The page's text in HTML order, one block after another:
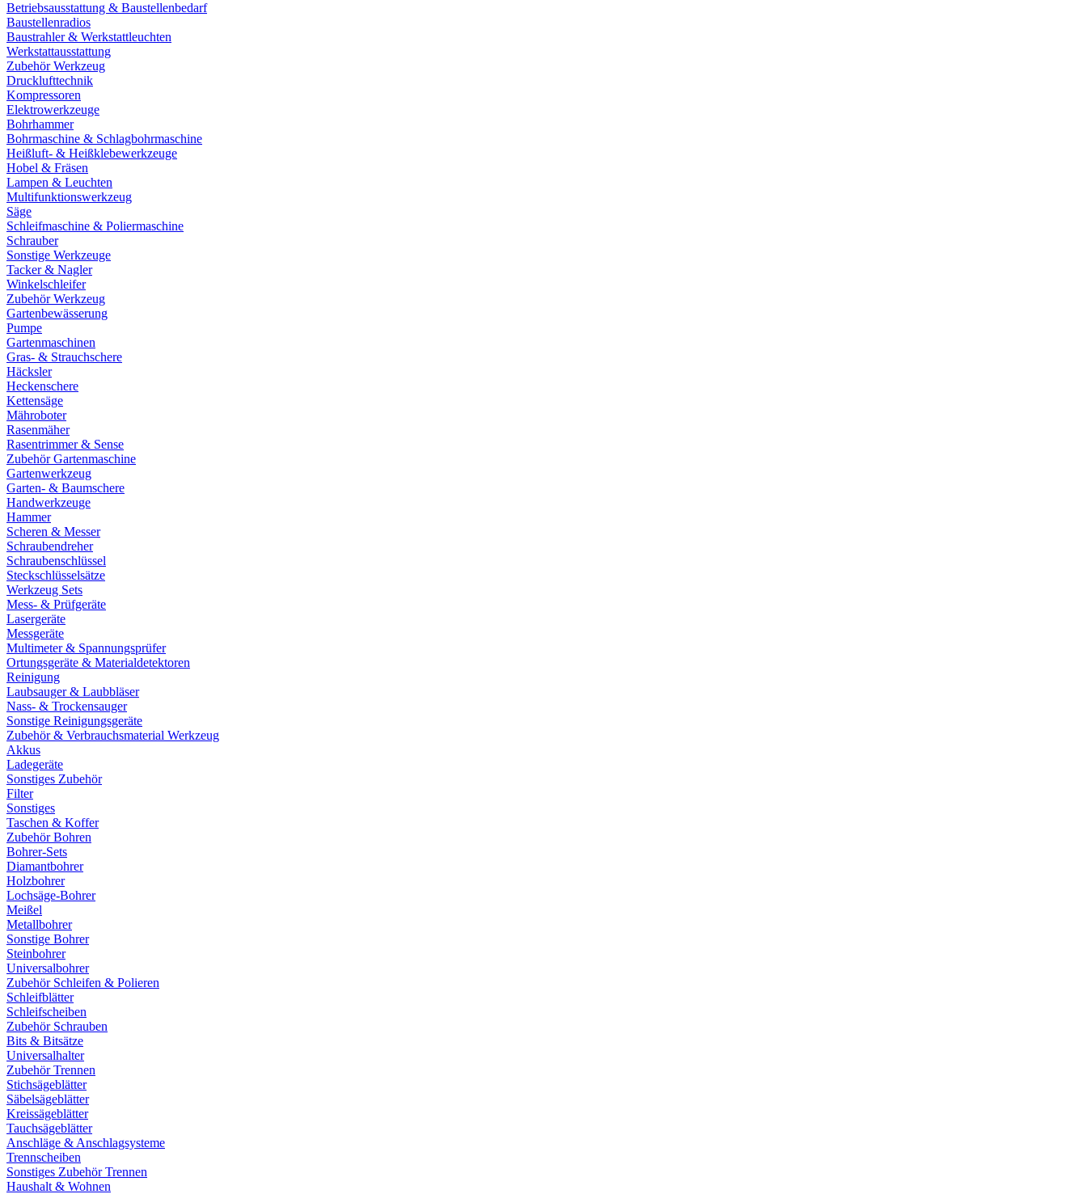
Betriebsausstattung & Baustellenbedarf
Baustellenradios
Baustrahler & Werkstattleuchten
Werkstattausstattung
Zubehör Werkzeug
Drucklufttechnik
Kompressoren
Elektrowerkzeuge
Bohrhammer
Bohrmaschine & Schlagbohrmaschine
Heißluft- & Heißklebewerkzeuge
Hobel & Fräsen
Lampen & Leuchten
Multifunktionswerkzeug
Säge
Schleifmaschine & Poliermaschine
Schrauber
Sonstige Werkzeuge
Tacker & Nagler
Winkelschleifer
Zubehör Werkzeug
Gartenbewässerung
Pumpe
Gartenmaschinen
Gras- & Strauchschere
Häcksler
Heckenschere
Kettensäge
Mähroboter
Rasenmäher
Rasentrimmer & Sense
Zubehör Gartenmaschine
Gartenwerkzeug
Garten- & Baumschere
Handwerkzeuge
Hammer
Scheren & Messer
Schraubendreher
Schraubenschlüssel
Steckschlüsselsätze
Werkzeug Sets
Mess- & Prüfgeräte
Lasergeräte
Messgeräte
Multimeter & Spannungsprüfer
Ortungsgeräte & Materialdetektoren
Reinigung
Laubsauger & Laubbläser
Nass- & Trockensauger
Sonstige Reinigungsgeräte
Zubehör & Verbrauchsmaterial Werkzeug
Akkus
Ladegeräte
Sonstiges Zubehör
Filter
Sonstiges
Taschen & Koffer
Zubehör Bohren
Bohrer-Sets
Diamantbohrer
Holzbohrer
Lochsäge-Bohrer
Meißel
Metallbohrer
Sonstige Bohrer
Steinbohrer
Universalbohrer
Zubehör Schleifen & Polieren
Schleifblätter
Schleifscheiben
Zubehör Schrauben
Bits & Bitsätze
Universalhalter
Zubehör Trennen
Stichsägeblätter
Säbelsägeblätter
Kreissägeblätter
Tauchsägeblätter
Anschläge & Anschlagsysteme
Trennscheiben
Sonstiges Zubehör Trennen
Haushalt & Wohnen